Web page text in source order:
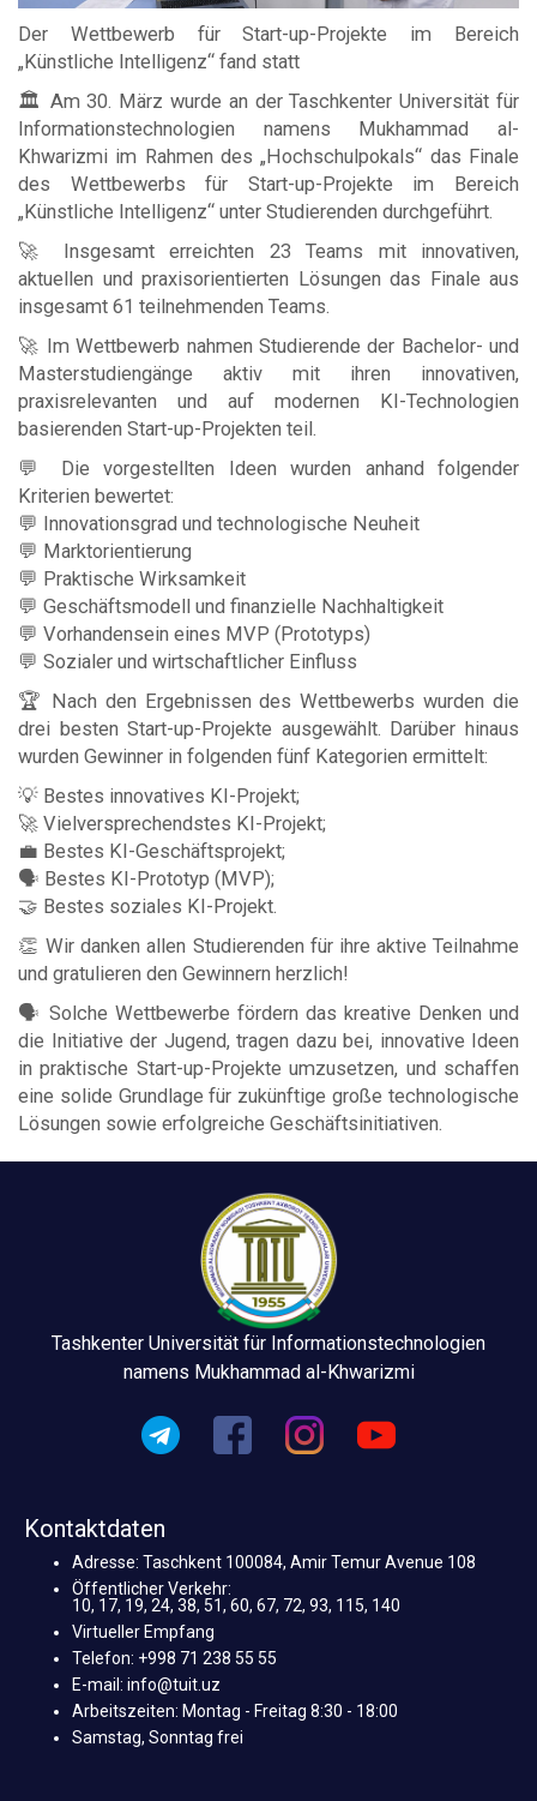
Der Wettbewerb für Start-up-Projekte im Bereich
„Künstliche Intelligenz“ fand statt
🏛 Am 30. März wurde an der Taschkenter Universität für
Informationstechnologien namens Mukhammad al-
Khwarizmi im Rahmen des „Hochschulpokals“ das Finale
des Wettbewerbs für Start-up-Projekte im Bereich
„Künstliche Intelligenz“ unter Studierenden durchgeführt.
🚀 Insgesamt erreichten 23 Teams mit innovativen,
aktuellen und praxisorientierten Lösungen das Finale aus
insgesamt 61 teilnehmenden Teams.
🚀 Im Wettbewerb nahmen Studierende der Bachelor- und
Masterstudiengänge aktiv mit ihren innovativen,
praxisrelevanten und auf modernen KI-Technologien
basierenden Start-up-Projekten teil.
💬 Die vorgestellten Ideen wurden anhand folgender
Kriterien bewertet:
💬 Innovationsgrad und technologische Neuheit
💬 Marktorientierung
💬 Praktische Wirksamkeit
💬 Geschäftsmodell und finanzielle Nachhaltigkeit
💬 Vorhandensein eines MVP (Prototyps)
💬 Sozialer und wirtschaftlicher Einfluss
🏆 Nach den Ergebnissen des Wettbewerbs wurden die
drei besten Start-up-Projekte ausgewählt. Darüber hinaus
wurden Gewinner in folgenden fünf Kategorien ermittelt:
💡 Bestes innovatives KI-Projekt;
🚀 Vielversprechendstes KI-Projekt;
💼 Bestes KI-Geschäftsprojekt;
🗣 Bestes KI-Prototyp (MVP);
🤝 Bestes soziales KI-Projekt.
👏 Wir danken allen Studierenden für ihre aktive Teilnahme
und gratulieren den Gewinnern herzlich!
🗣 Solche Wettbewerbe fördern das kreative Denken und
die Initiative der Jugend, tragen dazu bei, innovative Ideen
in praktische Start-up-Projekte umzusetzen, und schaffen
eine solide Grundlage für zukünftige große technologische
Lösungen sowie erfolgreiche Geschäftsinitiativen.
Tashkenter Universität für Informationstechnologien
namens Mukhammad al-Khwarizmi
Kontaktdaten
Adresse: Taschkent 100084, Amir Temur Avenue 108
Öffentlicher Verkehr:
10, 17, 19, 24, 38, 51, 60, 67, 72, 93, 115, 140
Virtueller Empfang
Telefon: +998 71 238 55 55
E-mail: info@tuit.uz
Arbeitszeiten: Montag - Freitag 8:30 - 18:00
Samstag, Sonntag frei